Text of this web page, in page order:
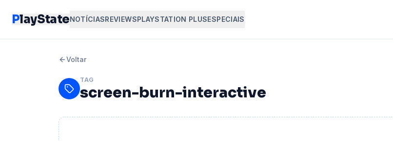
PlayStateNOTÍCIASREVIEWSPLAYSTATION PLUSESPECIAIS
Voltar
TAG
screen-burn-interactive